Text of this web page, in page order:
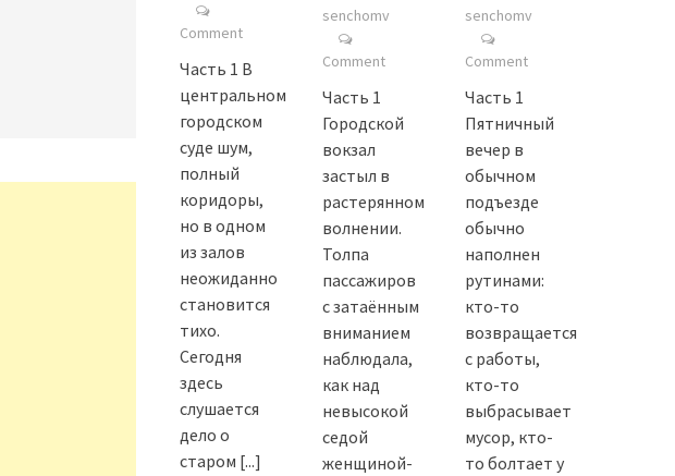
Comment
Часть 1 В
центральном
городском
суде шум,
полный
коридоры,
но в одном
из залов
неожиданно
становится
тихо.
Сегодня
здесь
слушается
дело о
старом [...]
senchomv
Comment
Часть 1
Городской
вокзал
застыл в
растерянном
волнении.
Толпа
пассажиров
с затаённым
вниманием
наблюдала,
как над
невысокой
седой
женщиной-
senchomv
Comment
Часть 1
Пятничный
вечер в
обычном
подъезде
обычно
наполнен
рутинами:
кто-то
возвращается
с работы,
кто-то
выбрасывает
мусор, кто-
то болтает у